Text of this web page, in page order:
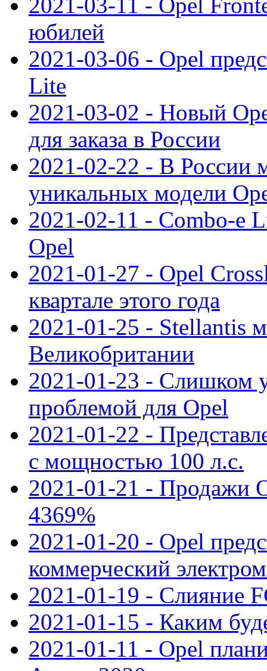
юбилей
2021-03-06 - Opel
Lite
2021-03-02 - Новый
для заказа в России
2021-02-22 - В России
уникальных модели
2021-02-11 - Combo-e
Opel
2021-01-27 - Opel
квартале этого года
2021-01-25 - Stellantis
Великобритании
2021-01-23 - Слишком
проблемой для Opel
2021-01-22 -
с мощностью 100 л.с.
2021-01-21 - Продажи
4369%
2021-01-20 - Opel
коммерческий
2021-01-19 - Слияние
2021-01-15 - Каким
2021-01-11 - Opel